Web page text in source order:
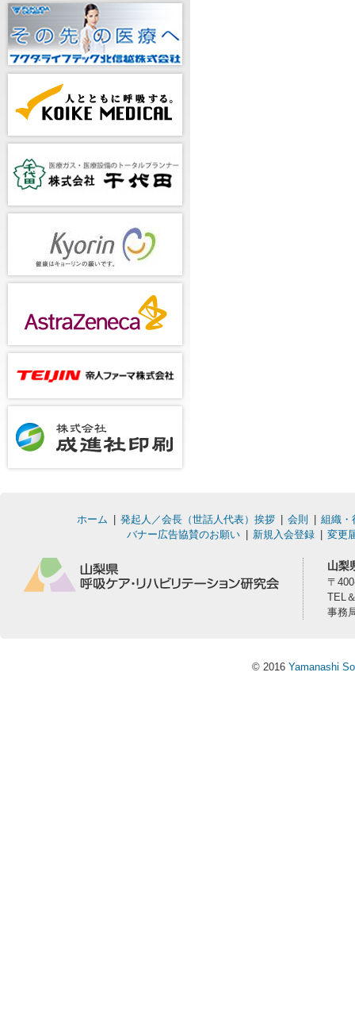
ホーム 発起人／会長（世話人代表）挨拶 会則
組織・
バナー広告協賛のお願い
新規入会登録 変更
山梨
〒
TEL
事務
© 2016 Yamanashi